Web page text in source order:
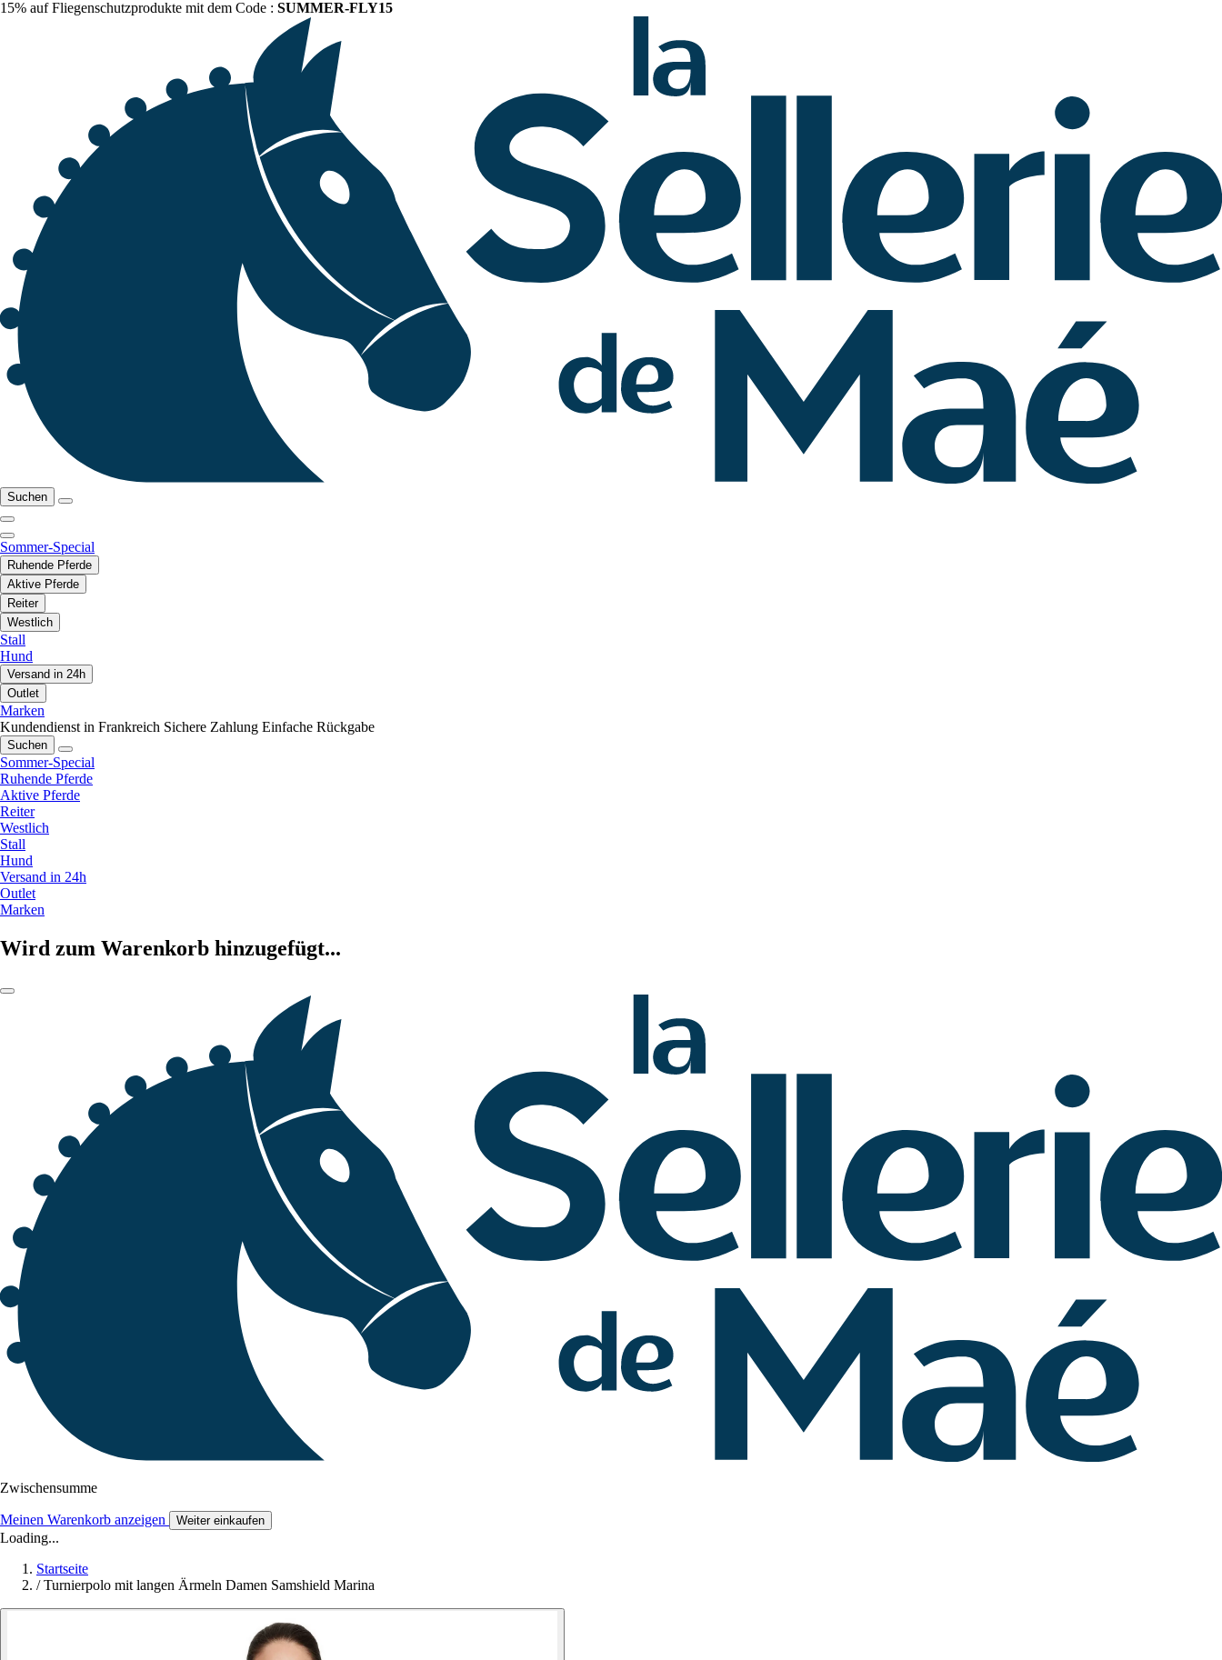
15% auf Fliegenschutzprodukte mit dem Code : SUMMER-FLY15
Suchen
Sommer-Special
Ruhende Pferde
Aktive Pferde
Reiter
Westlich
Stall
Hund
Versand in 24h
Outlet
Marken
Kundendienst in Frankreich Sichere Zahlung Einfache Rückgabe
Suchen
Sommer-Special
Ruhende Pferde
Aktive Pferde
Reiter
Westlich
Stall
Hund
Versand in 24h
Outlet
Marken
Wird zum Warenkorb hinzugefügt...
Zwischensumme
Meinen Warenkorb anzeigen Weiter einkaufen
Loading...
Startseite
/ Turnierpolo mit langen Ärmeln Damen Samshield Marina